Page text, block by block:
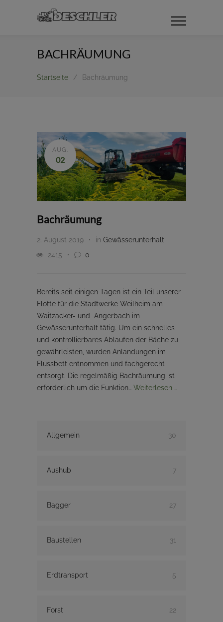
BACHRÄUMUNG
Startseite / Bachräumung
AUG.
02
Bachräumung
2. August 2019 in Gewässerunterhalt
2415
0
Bereits seit einigen Tagen ist ein Teil unserer
Flotte für die Stadtwerke Weilheim am
Waitzacker- und Angerbach im
Gewässerunterhalt tätig. Um ein schnelles
und kontrollierbares Ablaufen der Bäche zu
gewährleisten, wurden Anlandungen im
Flussbett entnommen und fachgerecht
entsorgt. Die regelmäßig Bachräumung ist
erforderlich um die Funktion… Weiterlesen …
Allgemein 30
Aushub 7
Bagger 27
Baustellen 31
Erdtransport 5
Forst 22